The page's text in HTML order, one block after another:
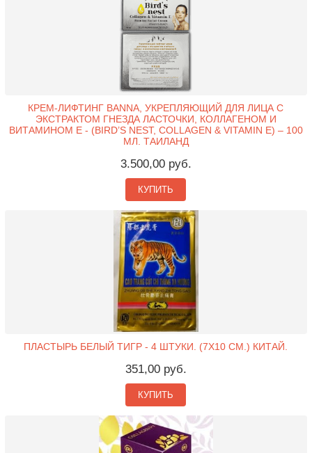
КРЕМ-ЛИФТИНГ BANNA, УКРЕПЛЯЮЩИЙ ДЛЯ ЛИЦА С
ЭКСТРАКТОМ ГНЕЗДА ЛАСТОЧКИ, КОЛЛАГЕНОМ И
ВИТАМИНОМ Е - (BIRD’S NEST, COLLAGEN & VITAMIN E) – 100
МЛ. ТАИЛАНД
3.500,00 руб.
КУПИТЬ
ПЛАСТЫРЬ БЕЛЫЙ ТИГР - 4 ШТУКИ. (7X10 СМ.) КИТАЙ.
351,00 руб.
КУПИТЬ